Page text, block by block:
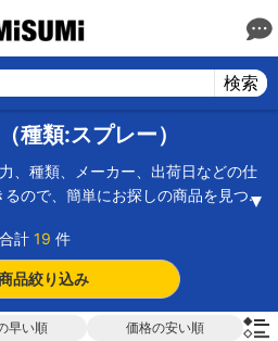
検索
種類:スプレー）
、種類、メーカー、出荷日などの仕
ので、簡単にお探しの商品を見つ
ホーコーザイ）を始め、住鉱潤滑
モリ等の国内メーカーブランド品
合計 19 件
品絞り込み
早い順 価格の安い順